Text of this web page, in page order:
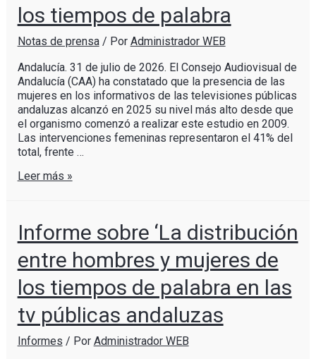
los tiempos de palabra
Notas de prensa/ Por Administrador WEB
Andalucía. 31 de julio de 2026. El Consejo Audiovisual de
Andalucía (CAA) ha constatado que la presencia de las
mujeres en los informativos de las televisiones públicas
andaluzas alcanzó en 2025 su nivel más alto desde que
el organismo comenzó a realizar este estudio en 2009.
Las intervenciones femeninas representaron el 41% del
total, frente …
Leer más »
Informe sobre ‘La distribución
entre hombres y mujeres de
los tiempos de palabra en las
tv públicas andaluzas
Informes / Por Administrador WEB